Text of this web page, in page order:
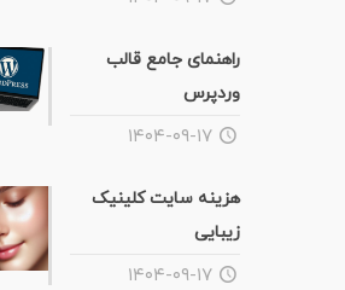
راهنمای جامع قالب
وردپرس
۱۴۰۴-۰۹-۱۷
هزینه سایت کلینیک
زیبایی
۱۴۰۴-۰۹-۱۷